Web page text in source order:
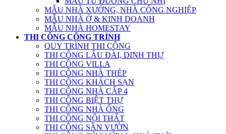
MẪU NHÀ XƯỞNG, NHÀ CÔNG NGHIỆP
MẪU NHÀ Ở & KINH DOANH
MẪU NHÀ HOMESTAY
THI CÔNG CÔNG TRÌNH
QUY TRÌNH THI CÔNG
THI CÔNG LÂU ĐÀI, DINH THỰ
THI CÔNG VILLA
THI CÔNG NHÀ THÉP
THI CÔNG KHÁCH SẠN
THI CÔNG NHÀ CẤP 4
THI CÔNG BIỆT THỰ
THI CÔNG NHÀ ỐNG
THI CÔNG NỘI THẤT
THI CÔNG SÂN VƯỜN